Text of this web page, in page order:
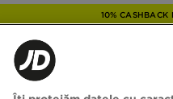
JD
10%